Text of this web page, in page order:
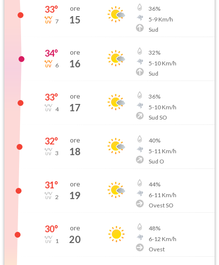
33°
7
ore
15
36%
5-9Km/h
Sud
34°
6
ore
16
32%
5-10Km/h
Sud
33°
4
ore
17
36%
5-10Km/h
Sud SO
32°
3
ore
18
40%
5-11 Km/h
Sud O
31°
2
ore
19
44%
6-11 Km/h
Ovest SO
30°
1
ore
20
48%
6-12 Km/h
Ovest